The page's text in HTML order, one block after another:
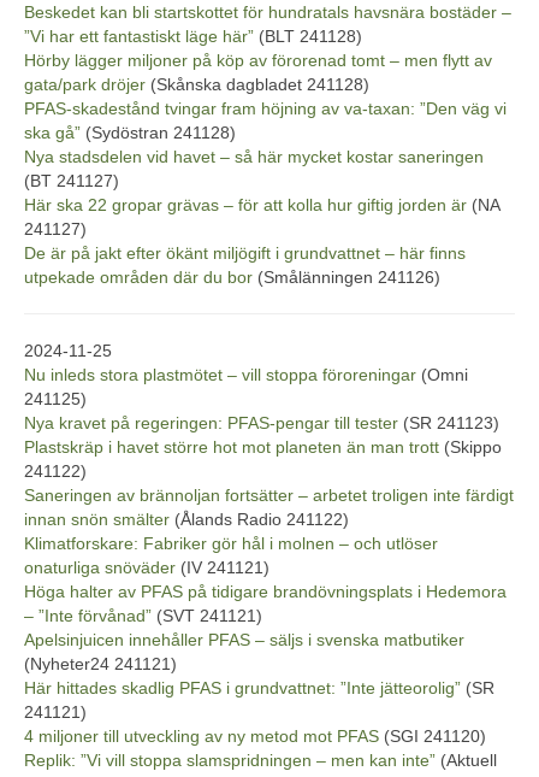
Beskedet kan bli startskottet för hundratals havsnära bostäder –
”Vi har ett fantastiskt läge här” (BLT 241128)
Hörby lägger miljoner på köp av förorenad tomt – men flytt av
gata/park dröjer (Skånska dagbladet 241128)
PFAS-skadestånd tvingar fram höjning av va-taxan: ”Den väg vi
ska gå” (Sydöstran 241128)
Nya stadsdelen vid havet – så här mycket kostar saneringen
(BT 241127)
Här ska 22 gropar grävas – för att kolla hur giftig jorden är (NA
241127)
De är på jakt efter ökänt miljögift i grundvattnet – här finns
utpekade områden där du bor (Smålänningen 241126)
2024-11-25
Nu inleds stora plastmötet – vill stoppa föroreningar (Omni
241125)
Nya kravet på regeringen: PFAS-pengar till tester (SR 241123)
Plastskräp i havet större hot mot planeten än man trott (Skippo
241122)
Saneringen av brännoljan fortsätter – arbetet troligen inte färdigt
innan snön smälter (Ålands Radio 241122)
Klimatforskare: Fabriker gör hål i molnen – och utlöser
onaturliga snöväder (IV 241121)
Höga halter av PFAS på tidigare brandövningsplats i Hedemora
– ”Inte förvånad” (SVT 241121)
Apelsinjuicen innehåller PFAS – säljs i svenska matbutiker
(Nyheter24 241121)
Här hittades skadlig PFAS i grundvattnet: ”Inte jätteorolig” (SR
241121)
4 miljoner till utveckling av ny metod mot PFAS (SGI 241120)
Replik: ”Vi vill stoppa slamspridningen – men kan inte” (Aktuell